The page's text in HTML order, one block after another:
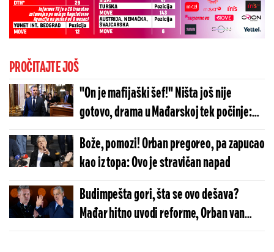
PROČITAJTE JOŠ
"On je mafijaški šef!" Ništa još nije
gotovo, drama u Mađarskoj tek počinje:
Pale teške optužbe, narod u šoku
Bože, pomozi! Orban pregoreo, pa zapucao
kao iz topa: Ovo je stravičan napad
Budimpešta gori, šta se ovo dešava?
Mađar hitno uvodi reforme, Orban van
sebe